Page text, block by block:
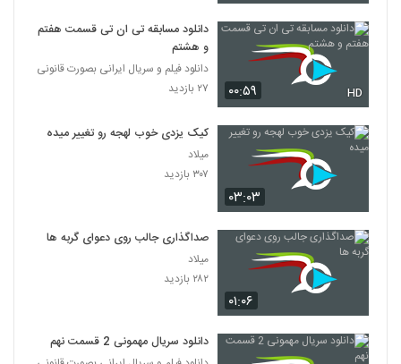
۰۰:۵۹ HD
دانلود مسابقه تی ان تی قسمت هفتم
و هشتم
دانلود فیلم و سریال ایرانی بصورت قانونی
۲۷ بازدید
۰۳:۰۳
کیک یزدی خوب لهجه رو تغییر میده
میلاد
۳۰۷ بازدید
۰۱:۰۶
صداگذاری جالب روی دعوای گربه ها
میلاد
۲۸۲ بازدید
دانلود سریال مهمونی 2 قسمت نهم